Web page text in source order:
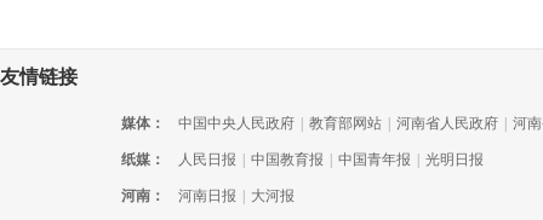
友情链接
媒体： 中国中央人民政府 教育部网站 河南省人民政府 河
纸媒： 人民日报 中国教育报 中国青年报 光明日报
河南： 河南日报 大河报